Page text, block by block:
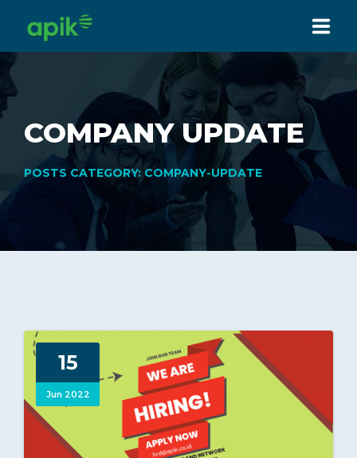
ABOUT US
SERVICES
HOW WE WORK
CONTACT US
Call Us : +62 21 304 999 46
Open Hour : 8:00-17:00
COMPANY UPDATE
POSTS CATEGORY: COMPANY-UPDATE
15
Jun 2022